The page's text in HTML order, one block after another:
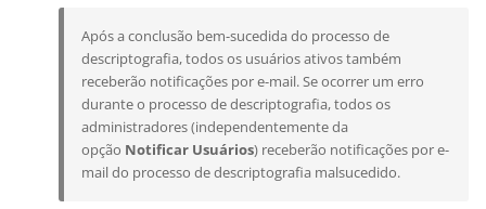
Após a conclusão bem-sucedida do processo de
descriptografia, todos os usuários ativos também
receberão notificações por e-mail. Se ocorrer um erro
durante o processo de descriptografia, todos os
administradores (independentemente da
opção Notificar Usuários) receberão notificações por e-
mail do processo de descriptografia malsucedido.